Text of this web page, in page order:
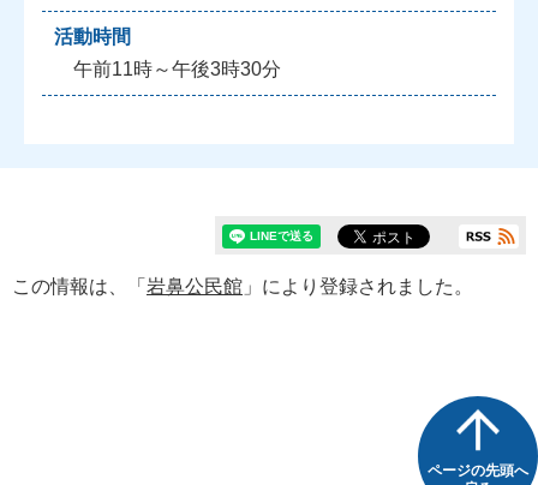
活動時間
午前11時～午後3時30分
この情報は、「 岩鼻公民館 」により登録されました。
ページの先頭へ